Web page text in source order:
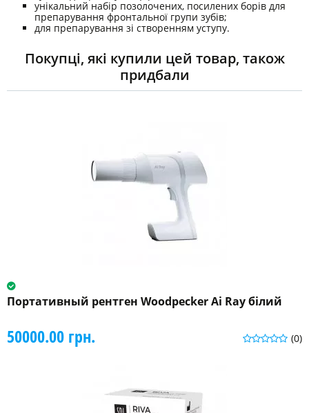
унікальний набір позолочених, посилених борів для
препарування фронтальної групи зубів;
для препарування зі створенням уступу.
Покупці, які купили цей товар, також
придбали
Портативный рентген Woodpecker Ai Ray білий
(0)
50000.00 грн.